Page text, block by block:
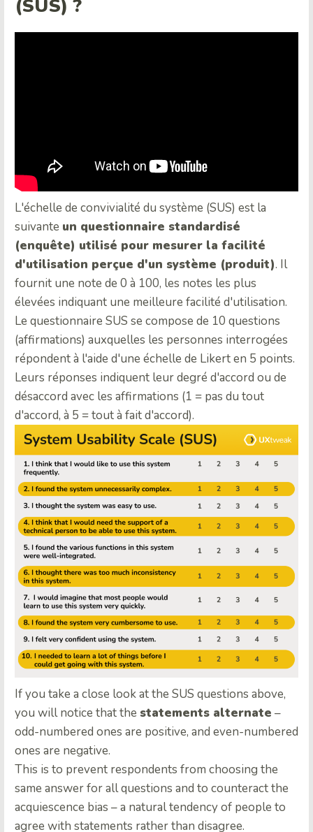
(SUS) ?
L'échelle de convivialité du système (SUS) est la
suivante un questionnaire standardisé
(enquête) utilisé pour mesurer la facilité
d'utilisation perçue d'un système (produit). Il
fournit une note de 0 à 100, les notes les plus
élevées indiquant une meilleure facilité d'utilisation.
Le questionnaire SUS se compose de 10 questions
(affirmations) auxquelles les personnes interrogées
répondent à l'aide d'une échelle de Likert en 5 points.
Leurs réponses indiquent leur degré d'accord ou de
désaccord avec les affirmations (1 = pas du tout
d'accord, à 5 = tout à fait d'accord).
If you take a close look at the SUS questions above,
you will notice that the statements alternate –
odd-numbered ones are positive, and even-numbered
ones are negative.
This is to prevent respondents from choosing the
same answer for all questions and to counteract the
acquiescence bias – a natural tendency of people to
agree with statements rather than disagree.